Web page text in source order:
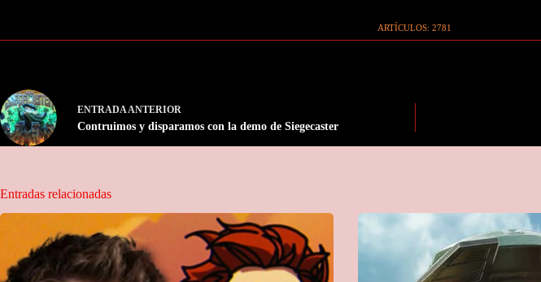
ARTÍCULOS: 2781
ENTRADAANTERIOR
Contruimos y disparamos con la demo de Siegecaster
Entradas relacionadas